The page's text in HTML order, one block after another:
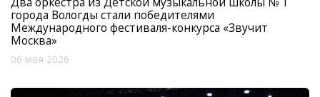
города Вологды стали победителями
Международного фестиваля-конкурса «Звучит
Москва»
06 мая 2026